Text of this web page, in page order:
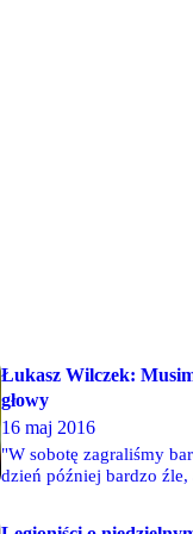
Łukasz Wilczek:
głowy
16 maj 2016
"W sobotę zagraliśmy
dzień później bardzo źle,